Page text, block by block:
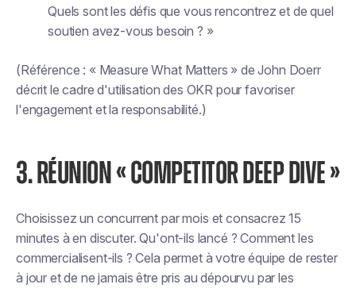
Quels sont les défis que vous rencontrez et de quel
soutien avez-vous besoin ? »
(Référence : « Measure What Matters » de John Doerr
décrit le cadre d'utilisation des OKR pour favoriser
l'engagement et la responsabilité.)
3. RÉUNION « COMPETITOR DEEP DIVE »
Choisissez un concurrent par mois et consacrez 15
minutes à en discuter. Qu'ont-ils lancé ? Comment les
commercialisent-ils ? Cela permet à votre équipe de rester
à jour et de ne jamais être pris au dépourvu par les